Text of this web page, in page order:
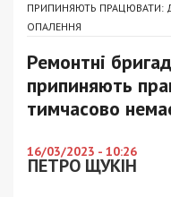
ПРИПИНЯЮТЬ ПРАЦЮВАТИ:
ОПАЛЕННЯ
Ремонтні
припиняють
тимчасово
16/03/2023 - 10:26
ПЕТРО ЩУКІН